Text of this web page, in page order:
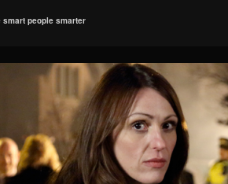
people smarter